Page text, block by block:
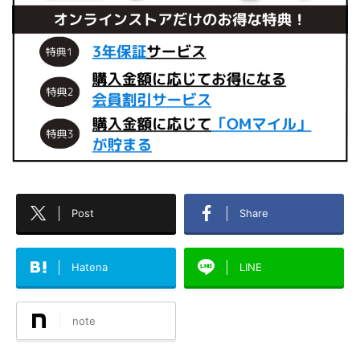
Post Share
Hatena LINE
note